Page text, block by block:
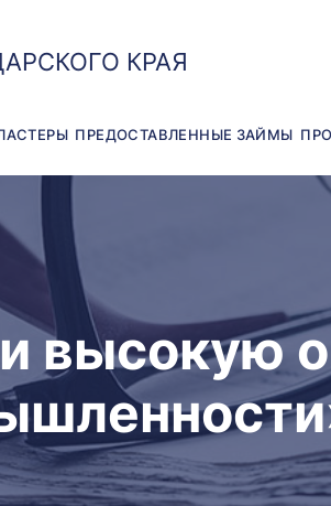
КРАЯ
ПРЕДОСТАВЛЕННЫЕ ЗАЙМЫ
высокую